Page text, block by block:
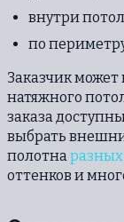
внутри
по
Заказчик
натяжного
заказа
выбрать
полотна разных
оттенков и